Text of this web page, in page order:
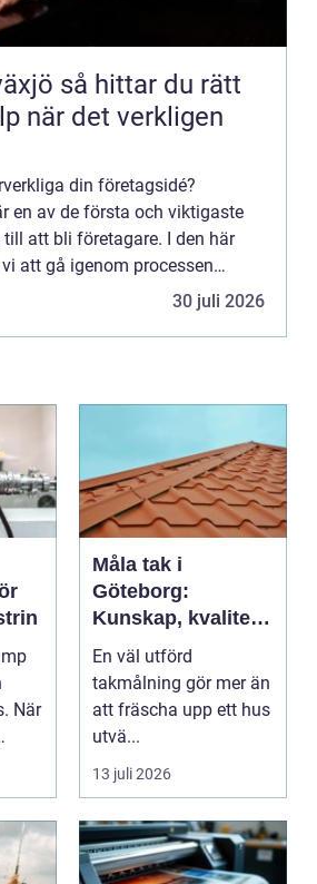
du rätt
när det verkligen
din företagsidé?
en av de första och viktigaste
att bli företagare. I den här
att gå igenom processen
30 juli 2026
När
Måla tak i
Göteborg:
Kunskap, kvalitet
och långsiktigt
skydd vid
takmålning i
Göteborg
En väl utförd
takmålning gör mer än
att fräscha upp ett hus
utvä...
13 juli 2026